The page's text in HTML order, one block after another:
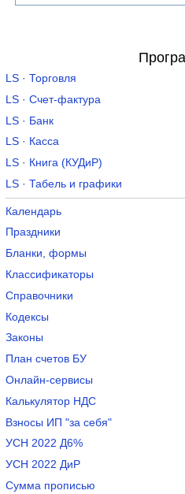
LS · Торговля
LS · Счет-фактура
LS · Банк
LS · Касса
LS · Книга (КУДиР)
LS · Табель и графики
Календарь
Праздники
Бланки, формы
Классификаторы
Справочники
Кодексы
Законы
План счетов БУ
Онлайн-сервисы
Калькулятор НДС
Взносы ИП "за себя"
УСН 2022 Д6%
УСН 2022 ДиР
Сумма прописью